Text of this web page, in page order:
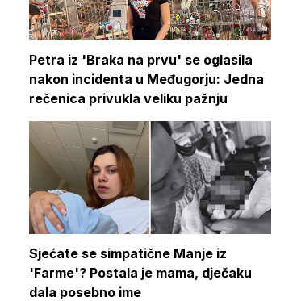
Petra iz 'Braka na prvu' se oglasila
nakon incidenta u Međugorju: Jedna
rečenica privukla veliku pažnju
Sjećate se simpatične Manje iz
'Farme'? Postala je mama, dječaku
dala posebno ime